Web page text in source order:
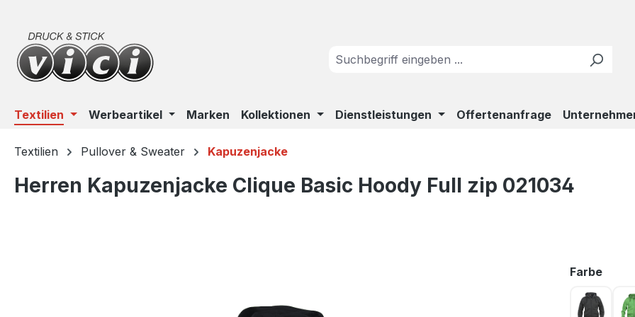
Textilien Werbeartikel Marken Kollektionen Dienstleistungen Offertenanfrage
Textilien Pullover & Sweater Kapuzenjacke
Herren Kapuzenjacke Clique Basic Hoody Full zip 021034
Farbe